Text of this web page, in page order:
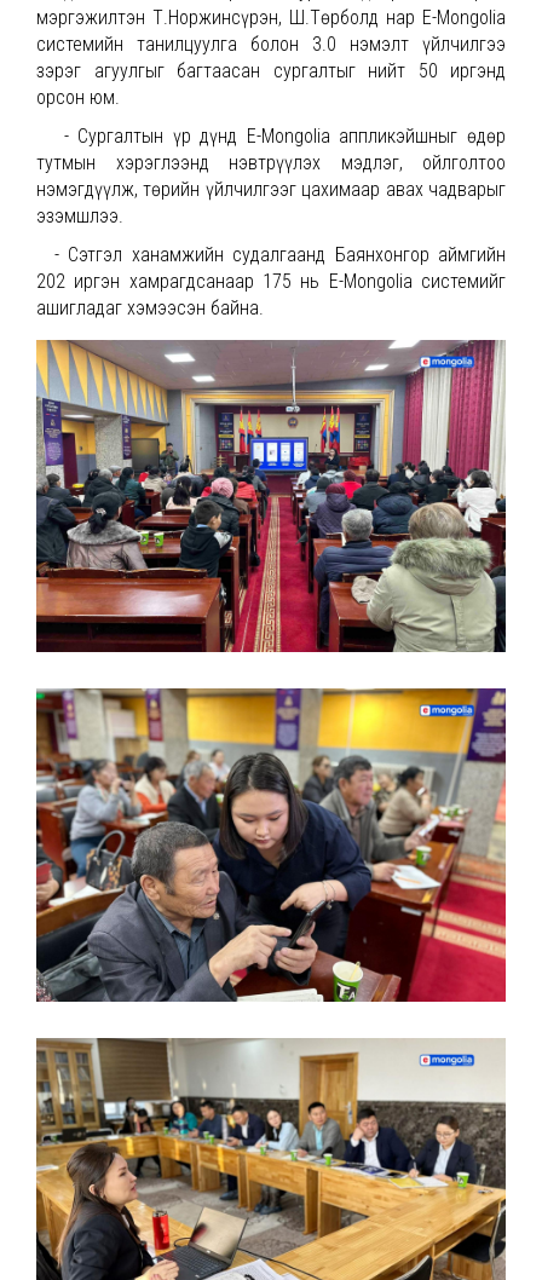
мэргэжилтэн Т.Норжинсүрэн, Ш.Төрболд нар E-Mongolia
системийн танилцуулга болон 3.0 нэмэлт үйлчилгээ
зэрэг агуулгыг багтаасан сургалтыг нийт 50 иргэнд
орсон юм.
- Сургалтын үр дүнд E-Mongolia аппликэйшныг өдөр
тутмын хэрэглээнд нэвтрүүлэх мэдлэг, ойлголтоо
нэмэгдүүлж, төрийн үйлчилгээг цахимаар авах чадварыг
эзэмшлээ.
- Сэтгэл ханамжийн судалгаанд Баянхонгор аймгийн
202 иргэн хамрагдсанаар 175 нь E-Mongolia системийг
ашигладаг хэмээсэн байна.